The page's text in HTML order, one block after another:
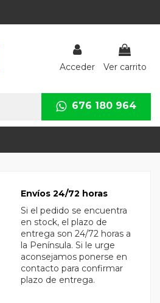
Acceder Ver carrito
676 180 964
Envíos 24/72 horas
Si el pedido se encuentra
en stock, el plazo de
entrega son 24/72 horas a
la Península. Si le urge
aconsejamos ponerse en
contacto para confirmar
plazo de entrega.